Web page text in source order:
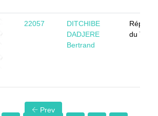
22057
DITCHIBE
DADJERE
Bertrand
du
Prev